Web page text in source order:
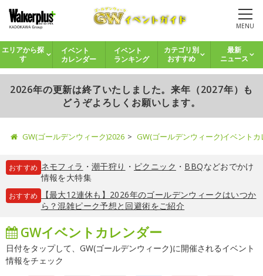
MENU
エリアから探
す
イベント
カレンダー
イベント
ランキング
カテゴリ別
おすすめ
最新
ニュース
2026年の更新は終了いたしました。来年（2027年）も
どうぞよろしくお願いします。
GW(ゴールデンウィーク)2026 GW(ゴールデンウィーク)イベント
おすすめ ネモフィラ ・ 潮干狩り ・ ピクニック ・ BBQなどおでかけ
情報を大特集
おすすめ
【最大12連休も】2026年のゴールデンウィークはいつか
ら？混雑ピーク予想と回避術をご紹介
GWイベントカレンダー
日付をタップして、GW(ゴールデンウィーク)に開催されるイベント
情報をチェック